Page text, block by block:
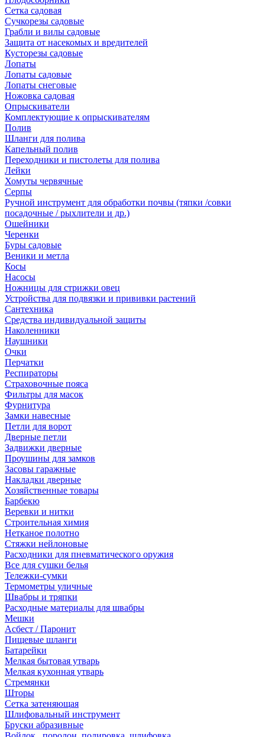
Сетка садовая
Сучкорезы садовые
Грабли и вилы садовые
Защита от насекомых и вредителей
Кусторезы садовые
Лопаты
Лопаты садовые
Лопаты снеговые
Ножовка садовая
Опрыскиватели
Комплектующие к опрыскивателям
Полив
Шланги для полива
Капельный полив
Переходники и пистолеты для полива
Лейки
Хомуты червячные
Серпы
Ручной инструмент для обработки почвы (тяпки /совки
посадочные / рыхлители и др.)
Ошейники
Черенки
Буры садовые
Веники и метла
Косы
Насосы
Ножницы для стрижки овец
Устройства для подвязки и прививки растений
Сантехника
Средства индивидуальной защиты
Наколенники
Наушники
Очки
Перчатки
Респираторы
Страховочные пояса
Фильтры для масок
Фурнитура
Замки навесные
Петли для ворот
Дверные петли
Задвижки дверные
Проушины для замков
Засовы гаражные
Накладки дверные
Хозяйственные товары
Барбекю
Веревки и нитки
Строительная химия
Нетканое полотно
Стяжки нейлоновые
Расходники для пневматического оружия
Все для сушки белья
Тележки-сумки
Термометры уличные
Швабры и тряпки
Расходные материалы для швабры
Мешки
Асбест / Паронит
Пищевые шланги
Батарейки
Мелкая бытовая утварь
Мелкая кухонная утварь
Стремянки
Шторы
Сетка затеняющая
Шлифовальный инструмент
Бруски абразивные